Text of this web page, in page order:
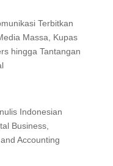
Terbitkan
Massa, Kupas
hingga Tantangan
Indonesian
Business,
Accounting